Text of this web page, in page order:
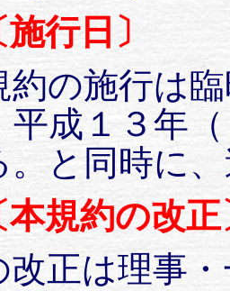
行日〕
の施行は
平成１３年
。と同時に
規約の改正
正は理事・